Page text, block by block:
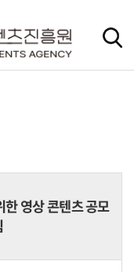
영상 콘텐츠 공모